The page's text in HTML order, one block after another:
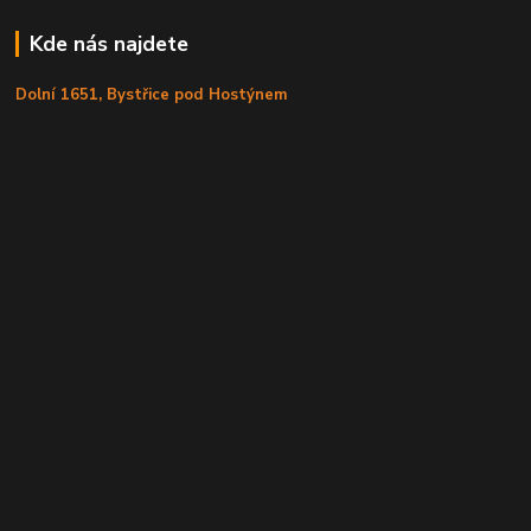
Kde nás najdete
Dolní 1651, Bystřice pod Hostýnem